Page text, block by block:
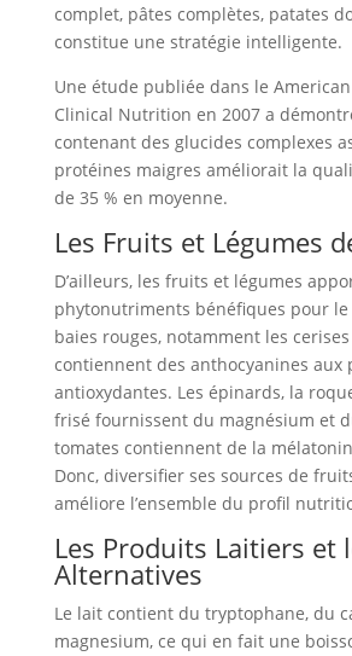
complet, pâtes complètes, patates
constitue une stratégie intelligente.
Une étude publiée dans le
Clinical Nutrition en 2007 a
contenant des glucides complexes
protéines maigres améliorait la
de 35 % en moyenne.
Les Fruits et Légumes
D’ailleurs, les fruits et légumes
phytonutriments bénéfiques pour le
baies rouges, notamment les
contiennent des anthocyanines aux
antioxydantes. Les épinards, la
frisé fournissent du magnésium et
tomates contiennent de la
Donc, diversifier ses sources de
améliore l’ensemble du profil
Les Produits Laitiers et
Alternatives
Le lait contient du tryptophane, du
magnesium, ce qui en fait une